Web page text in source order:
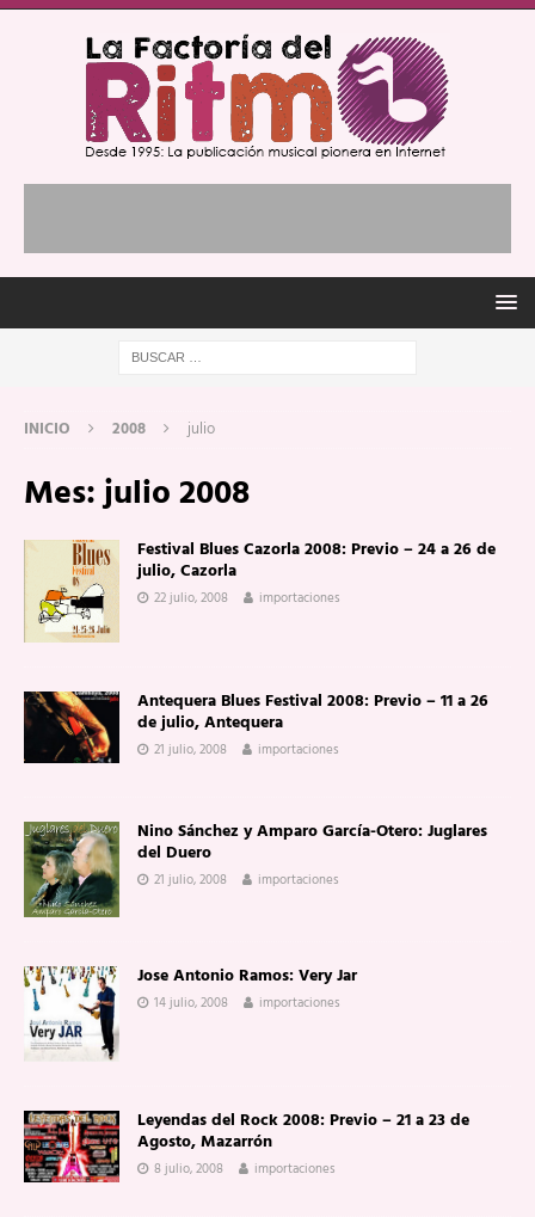
INICIO 2008 julio
Mes:julio 2008
Festival Blues Cazorla 2008: Previo – 24 a 26 de
julio, Cazorla
22 julio, 2008 importaciones
Antequera Blues Festival 2008: Previo – 11 a 26
de julio, Antequera
21 julio, 2008 importaciones
Nino Sánchez y Amparo García-Otero: Juglares
del Duero
21 julio, 2008 importaciones
Jose Antonio Ramos: Very Jar
14 julio, 2008 importaciones
Leyendas del Rock 2008: Previo – 21 a 23 de
Agosto, Mazarrón
8 julio, 2008 importaciones